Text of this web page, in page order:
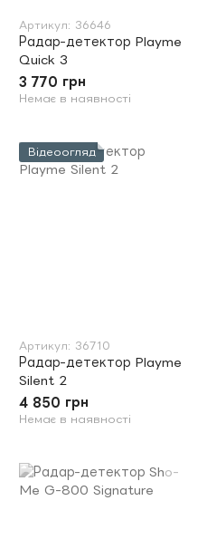
Артикул: 36646
Радар-детектор Playme
Quick 3
3 770 грн
Немає в наявності
Відеоогляд
Артикул: 36710
Радар-детектор Playme
Silent 2
4 850 грн
Немає в наявності